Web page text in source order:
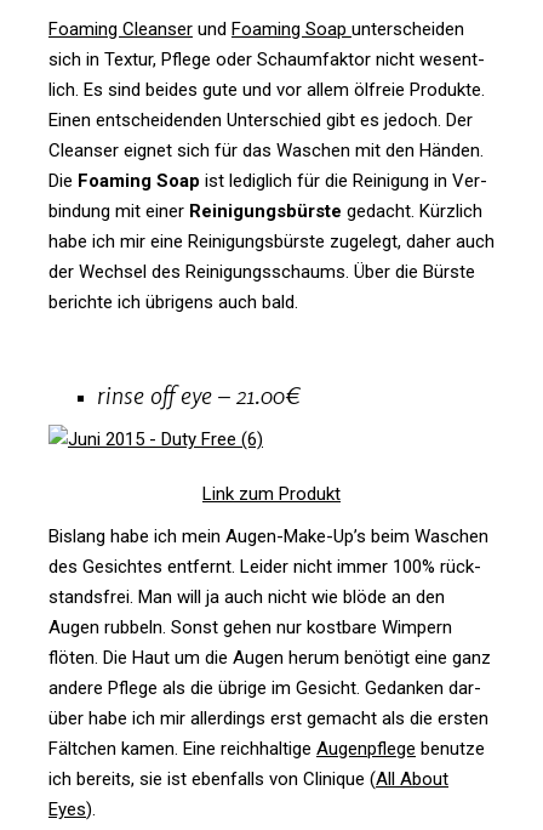
Foa­ming Cle­anser und Foa­ming Soap unter­scheiden
sich in Textur, Pflege oder Schaum­faktor nicht wesent­
lich. Es sind beides gute und vor allem ölfreie Pro­dukte.
Einen ent­schei­denden Unter­schied gibt es jedoch. Der
Cle­anser eignet sich für das Waschen mit den Händen.
Die Foa­ming Soap ist ledig­lich für die Rei­ni­gung in Ver­
bin­dung mit einer Rei­ni­gungs­bürste gedacht. Kürz­lich
habe ich mir eine Rei­ni­gungs­bürste zuge­legt, daher auch
der Wechsel des Rei­ni­gungs­schaums. Über die Bürste
berichte ich übri­gens auch bald.
rinse off eye – 21.00€
Link zum Produkt
Bis­lang habe ich mein Augen-Make-Up’s beim Waschen
des Gesichtes ent­fernt. Leider nicht immer 100% rück­
stands­frei. Man will ja auch nicht wie blöde an den
Augen rub­beln. Sonst gehen nur kost­bare Wim­pern
flöten. Die Haut um die Augen herum benö­tigt eine ganz
andere Pflege als die übrige im Gesicht. Gedanken dar­
über habe ich mir aller­dings erst gemacht als die ersten
Fält­chen kamen. Eine reich­hal­tige Augen­pflege benutze
ich bereits, sie ist eben­falls von Cli­nique (All About
Eyes).